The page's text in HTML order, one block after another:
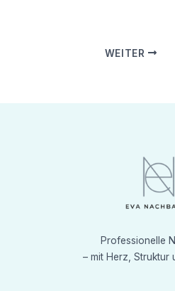
WEITER
Professionelle
– mit Herz, Struktur